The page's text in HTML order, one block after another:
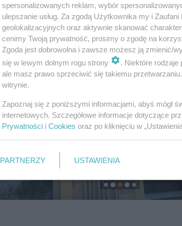
spersonalizowanych reklam, wybór
ulepszanie usług. Za zgodą Użytkownika my i
geolokalizacyjnych oraz aktywnie skanować
cenimy Twoją prywatność, prosimy o zgodę na
Zgoda jest dobrowolna i zawsze możesz ją zmienić/
się w lewym dolnym rogu strony
. Niektóre rodzaje
ale masz prawo sprzeciwić się takiemu
witrynie.
Zapoznaj się z poniższymi informacjami, abyś mógł
internetowych. Szczegółowe informacje dotyczące
Prywatności i Cookies oraz po kliknięciu w
PARTNERZY USTAWIENIA